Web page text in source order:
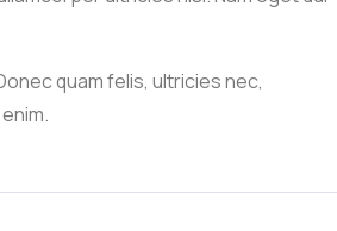
quam felis, ultricies nec,